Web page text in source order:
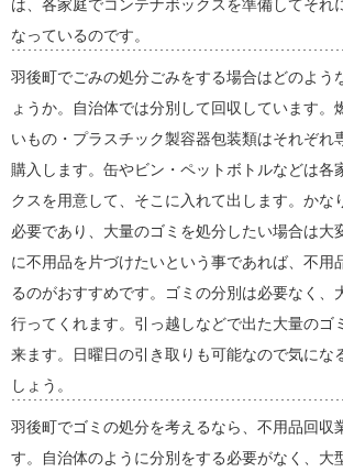
は、各家庭でコンテナボックスを準備してそれ
なっているのです。
羽後町でごみの処分ごみをする場合はどのよう
ょうか。自治体では分別して回収しています。
いもの・プラスチック製容器包装類はそれぞれ
購入します。缶やビン・ペットボトルなどは各
クスを用意して、そこに入れて出します。かな
必要であり、大量のゴミを処分したい場合は大
に不用品を片づけたいという事であれば、不用
るのがおすすめです。ゴミの分別は必要なく、
行ってくれます。引っ越しなどで出た大量のゴ
来ます。日曜日の引き取りも可能なので気にな
しょう。
羽後町でゴミの処分を考えるなら、不用品回収
す。自治体のように分別をする必要がなく、大